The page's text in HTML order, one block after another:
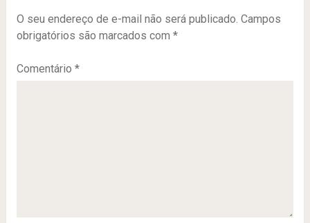
O seu endereço de e-mail não será publicado. Campos
obrigatórios são marcados com *
Comentário *